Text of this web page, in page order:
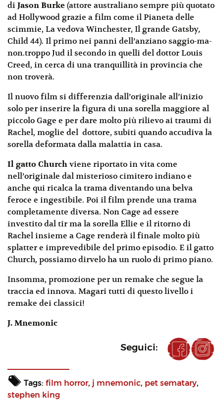
di Jason Burke (attore australiano sempre più quotato
ad Hollywood grazie a film come il Pianeta delle
scimmie, La vedova Winchester, Il grande Gatsby,
Child 44). Il primo nei panni dell’anziano saggio-ma-
non.troppo Jud il secondo in quelli del dottor Louis
Creed, in cerca di una tranquillità in provincia che
non troverà.
Il nuovo film si differenzia dall’originale all’inizio
solo per inserire la figura di una sorella maggiore al
piccolo Gage e per dare molto più rilievo ai traumi di
Rachel, moglie del dottore, subiti quando accudiva la
sorella deformata dalla malattia in casa.
Il gatto Church viene riportato in vita come
nell’originale dal misterioso cimitero indiano e
anche qui ricalca la trama diventando una belva
feroce e ingestibile. Poi il film prende una trama
completamente diversa. Non Cage ad essere
investito dal tir ma la sorella Ellie e il ritorno di
Rachel insieme a Cage renderà il finale molto più
splatter e imprevedibile del primo episodio. E il gatto
Church, possiamo dirvelo ha un ruolo di primo piano.
Insomma, promozione per un remake che segue la
traccia ed innova. Magari tutti di questo livello i
remake dei classici!
J. Mnemonic
Seguici:
Tags: film horror, j mnemonic, pet sematary,
stephen king